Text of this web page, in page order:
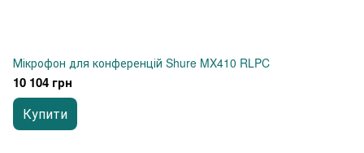
Мікрофон для конференцій Shure MX410 RLPC
10 104 грн
Купити